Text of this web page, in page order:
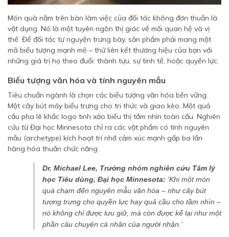
Món quà nằm trên bàn làm việc của đối tác không đơn thuần là
vật dụng. Nó là một tuyên ngôn thị giác về mối quan hệ và vị
thế. Để đối tác tự nguyện trưng bày, sản phẩm phải mang một
mã biểu tượng mạnh mẽ – thứ liên kết thương hiệu của bạn với
những giá trị họ theo đuổi: thành tựu, sự tinh tế, hoặc quyền lực.
Biểu tượng văn hóa và tính nguyên mẫu
Tiêu chuẩn ngành là chọn các biểu tượng văn hóa bền vững.
Một cây bút máy biểu trưng cho tri thức và giao kèo. Một quả
cầu pha lê khắc logo tinh xảo biểu thị tầm nhìn toàn cầu. Nghiên
cứu từ Đại học Minnesota chỉ ra các vật phẩm có tính nguyên
mẫu (archetype) kích hoạt trí nhớ cảm xúc mạnh gấp ba lần
hàng hóa thuần chức năng.
Dr. Michael Lee, Trưởng nhóm nghiên cứu Tâm lý
học Tiêu dùng, Đại học Minnesota: 'Khi một món
quà chạm đến nguyên mẫu văn hóa – như cây bút
tượng trưng cho quyền lực hay quả cầu cho tầm nhìn –
nó không chỉ được lưu giữ, mà còn được kể lại như một
phần câu chuyện cá nhân của người nhận.'